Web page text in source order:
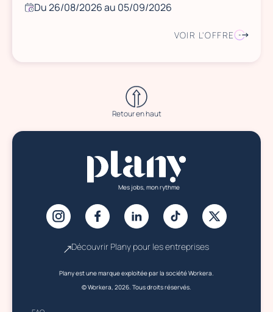
Du 26/08/2026 au 05/09/2026
VOIR L'OFFRE
Retour en haut
Mes jobs, mon rythme
Découvrir Plany pour les entreprises
Plany est une marque exploitée par la société Workera.
© Workera, 2026. Tous droits réservés.